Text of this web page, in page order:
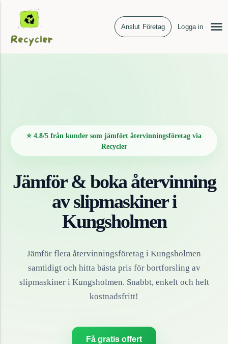
Anslut Företag Logga in
⭐ 4.8/5 från kunder som jämfört återvinningsföretag via
Recycler
Jämför & boka återvinning
avslipmaskineri
Kungsholmen
Jämför flera återvinningsföretag i Kungsholmen
samtidigt och hitta bästa pris för bortforsling av
slipmaskineri Kungsholmen. Snabbt, enkelt och helt
kostnadsfritt!
Få gratis offert